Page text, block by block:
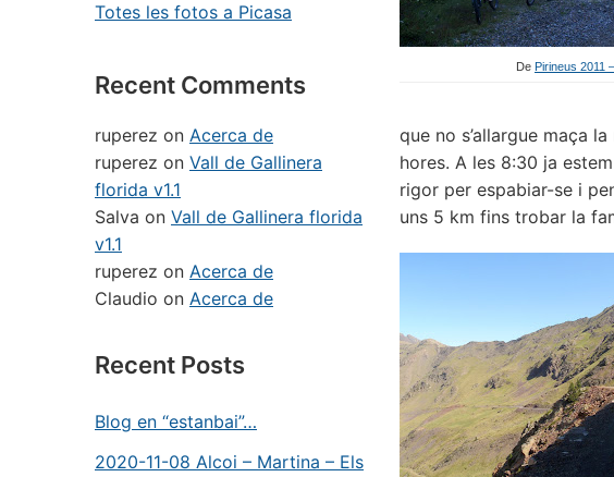
Totes les fotos a Picasa
Recent Comments
ruperez on Acerca de
ruperez on Vall de Gallinera
florida v1.1
Salva on Vall de Gallinera florida
v1.1
ruperez on Acerca de
Claudio on Acerca de
Recent Posts
Blog en “estanbai”…
2020-11-08 Alcoi – Martina – Els
De Pirineus 2011
que no s’allargue maça
hores. A les 8:30 ja
rigor per espabiar-se i
uns 5 km fins trobar la